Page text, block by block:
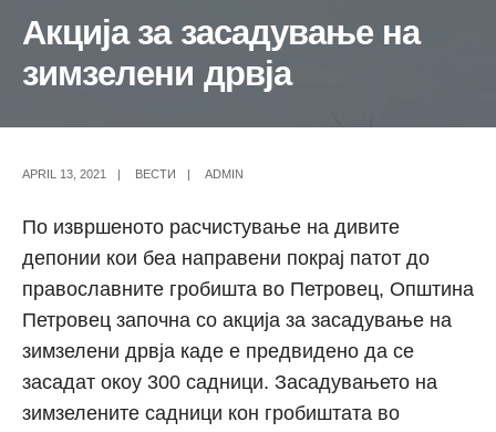
Акција за засадување на
зимзелени дрвја
APRIL 13, 2021 ВЕСТИ ADMIN
По извршеното расчистување на дивите
депонии кои беа направени покрај патот до
православните гробишта во Петровец, Општина
Петровец започна со акција за засадување на
зимзелени дрвја каде е предвидено да се
засадат окоу 300 садници. Засадувањето на
зимзелените садници кон гробиштата во